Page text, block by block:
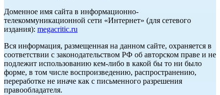
Доменное имя сайта в информационно-
телекоммуникационной сети «Интернет» (для сетевого
издания): megacritic.ru
Вся информация, размещенная на данном сайте, охраняется в
соответствии с законодательством РФ об авторском праве и не
подлежит использованию кем-либо в какой бы то ни было
форме, в том числе воспроизведению, распространению,
переработке не иначе как с письменного разрешения
правообладателя.